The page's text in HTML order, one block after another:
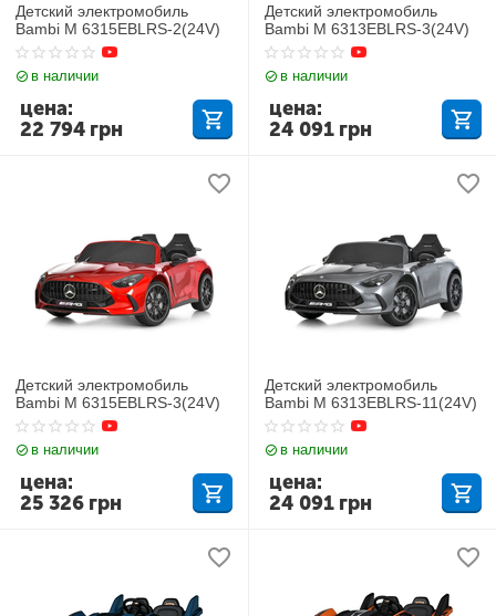
Детский электромобиль
Bambi M 6315EBLRS-2(24V)
в наличии
22 794 грн
цена:
Детский электромобиль
Bambi M 6313EBLRS-3(24V)
в наличии
24 091 грн
цена:
Детский электромобиль
Bambi M 6315EBLRS-3(24V)
в наличии
25 326 грн
цена:
Детский электромобиль
Bambi M 6313EBLRS-11(24V)
в наличии
24 091 грн
цена: